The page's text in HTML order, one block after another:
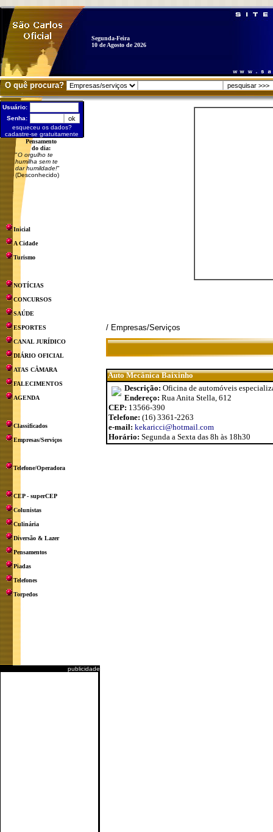
Segunda-Feira
10 de Agosto de 2026
O quê procura?
Usuário:
Senha:
esqueceu os dados?
cadastre-se gratuitamente
Pensamento
do dia:
"O orgulho te
humilha sem te
dar humildade!"
(Desconhecido)
Inicial
A Cidade
Turismo
NOTÍCIAS
CONCURSOS
SAÚDE
ESPORTES
CANAL JURÍDICO
DIÁRIO OFICIAL
ATAS CÂMARA
FALECIMENTOS
AGENDA
Classificados
Empresas/Serviços
Telefone/Operadora
CEP - superCEP
Colunistas
Culinária
Diversão & Lazer
Pensamentos
Piadas
Telefones
Torpedos
publicidade
/ Empresas/Serviços
Auto Mecânica Baixinho
Descrição: Oficina de automóveis
Endereço: Rua Anita Stella, 612
CEP: 13566-390
Telefone: (16) 3361-2263
e-mail: kekaricci@hotmail.com
Horário: Segunda a Sexta das 8h às 18h30